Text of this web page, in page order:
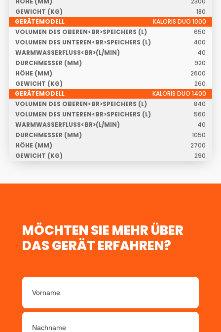
180
KALORIS DUO 1000
650
400
40
920
2600
260
KALORIS DUO 1400
840
560
40
1050
2700
290
MÖCHTEN SIE MEHR ÜBER
DAS GERÄT ERFAHREN?